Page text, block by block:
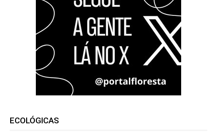
ECOLÓGICAS